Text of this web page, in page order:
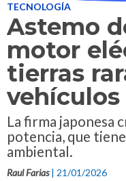
TECNOLOGÍA
Astemo
motor
tierras
La firma japonesa
potencia, que
ambiental.
Raul Farias | 21/01/2026